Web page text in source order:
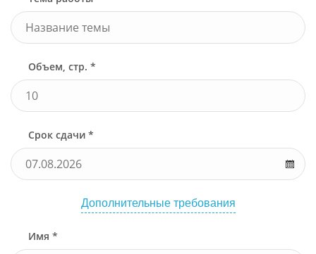
Объем, стр. *
Срок сдачи *
Дополнительные требования
Имя *